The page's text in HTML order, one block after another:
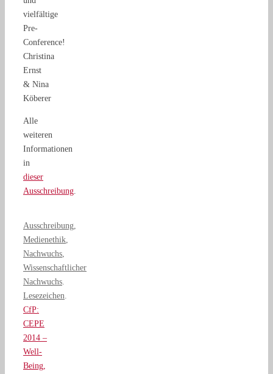
vielfältige
Pre-
Conference!
Christina
Ernst
& Nina
Köberer
Alle
weiteren
Informationen
in
dieser
Ausschreibung
Ausschreibung
Medienethik
Nachwuchs
Wissenschaftlicher
Nachwuchs
Lesezeichen
CfP:
CEPE
2014 –
Well-
Being,